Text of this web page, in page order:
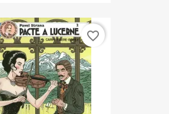
favorite_border